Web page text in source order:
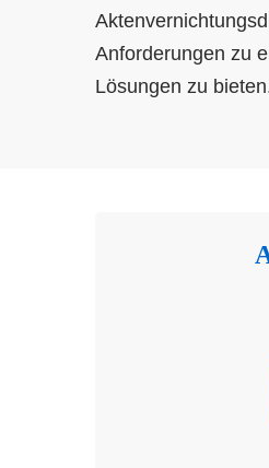
Anforderungen zu
Lösungen zu